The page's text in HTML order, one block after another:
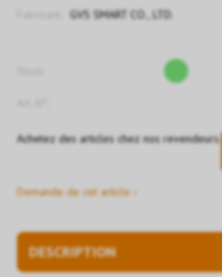
GVS SMART CO., LTD.
Achetez des articles chez nos revendeurs.
Demande de cet article ›
DESCRIPTION